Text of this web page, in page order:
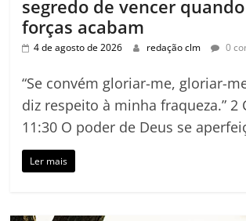
segredo de vencer
forças acabam
4 de agosto de 2026 redação clm 0
“Se convém gloriar-me, gloriar-
diz respeito à minha fraqueza.” 2
11:30 O poder de Deus se
Ler mais